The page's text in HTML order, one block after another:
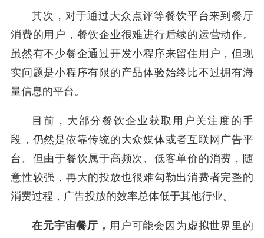
其次，对于通过大众点评等餐饮平台来到餐厅
消费的用户，餐饮企业很难进行后续的运营动作。
虽然有不少餐企通过开发小程序来留住用户，但现
实问题是小程序有限的产品体验始终比不过拥有海
量信息的平台。
目前，大部分餐饮企业获取用户关注度的手
段，仍然是依靠传统的大众媒体或者互联网广告平
台。但由于餐饮属于高频次、低客单价的消费，随
意性较强，再大的投放也很难勾勒出消费者完整的
消费过程，广告投放的效率总体低于其他行业。
在元宇宙餐厅， 用户可能会因为虚拟世界里的